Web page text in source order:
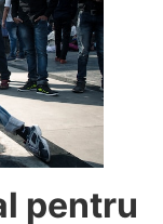
pentru